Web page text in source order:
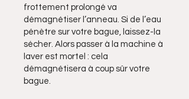
frottement prolongé va
démagnétiser l’anneau. Si de l’eau
pénètre sur votre bague, laissez-la
sécher. Alors passer à la machine à
laver est mortel : cela
démagnétisera à coup sûr votre
bague.